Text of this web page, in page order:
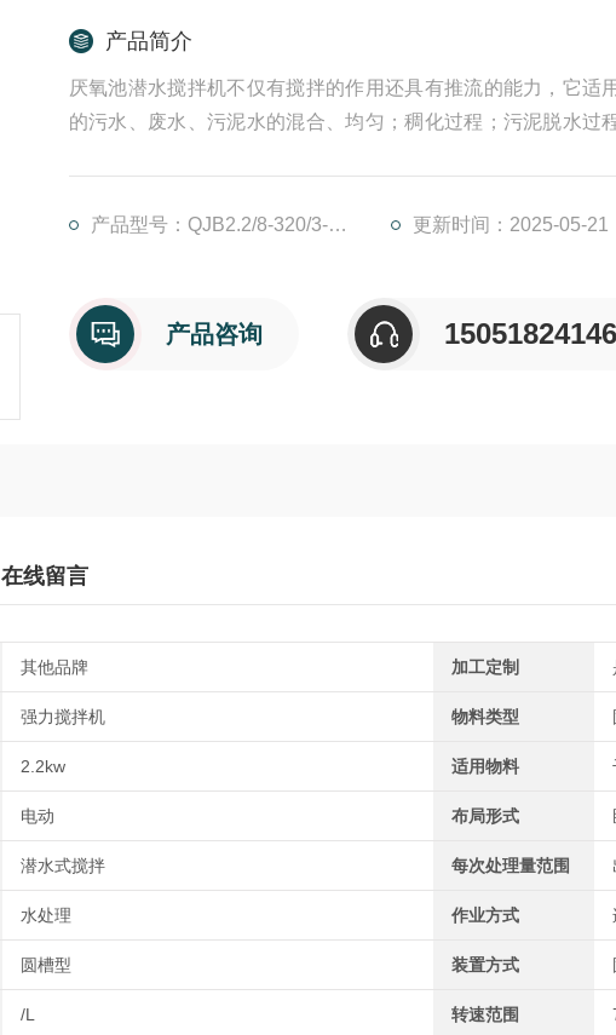
产品简介
厌氧池潜水搅拌机不仅有搅拌的作用还具有推流的能力，它
的污水、废水、污泥水的混合、均匀；稠化过程；污泥脱水过
产品型号：QJB2.2/8-320/3-740 更新时间：2025-05-21
产品咨询 15051824146
在线留言
其他品牌 加工定制
强力搅拌机 物料类型
2.2kw 适用物料
电动 布局形式
潜水式搅拌 每次处理量范围
水处理 作业方式
圆槽型 装置方式
/L 转速范围